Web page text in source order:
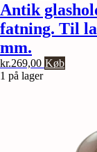
Antik
fatning. Til
mm.
kr.269,00 Køb
1 på lager